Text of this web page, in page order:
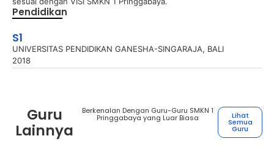
Pendidikan
S1
UNIVERSITAS PENDIDIKAN GANESHA-SINGARAJA, BALI
2018
Guru
Lainnya
Berkenalan Dengan Guru-Guru SMKN 1
Pringgabaya yang Luar Biasa Lihat
Semua
Guru